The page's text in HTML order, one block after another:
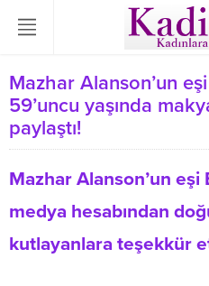
Mazhar Alanson’un
59’uncu yaşında
paylaştı!
Mazhar Alanson’un
medya hesabından
kutlayanlara teşekkür